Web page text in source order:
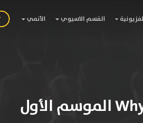
القسم الاسيوي الأنمي